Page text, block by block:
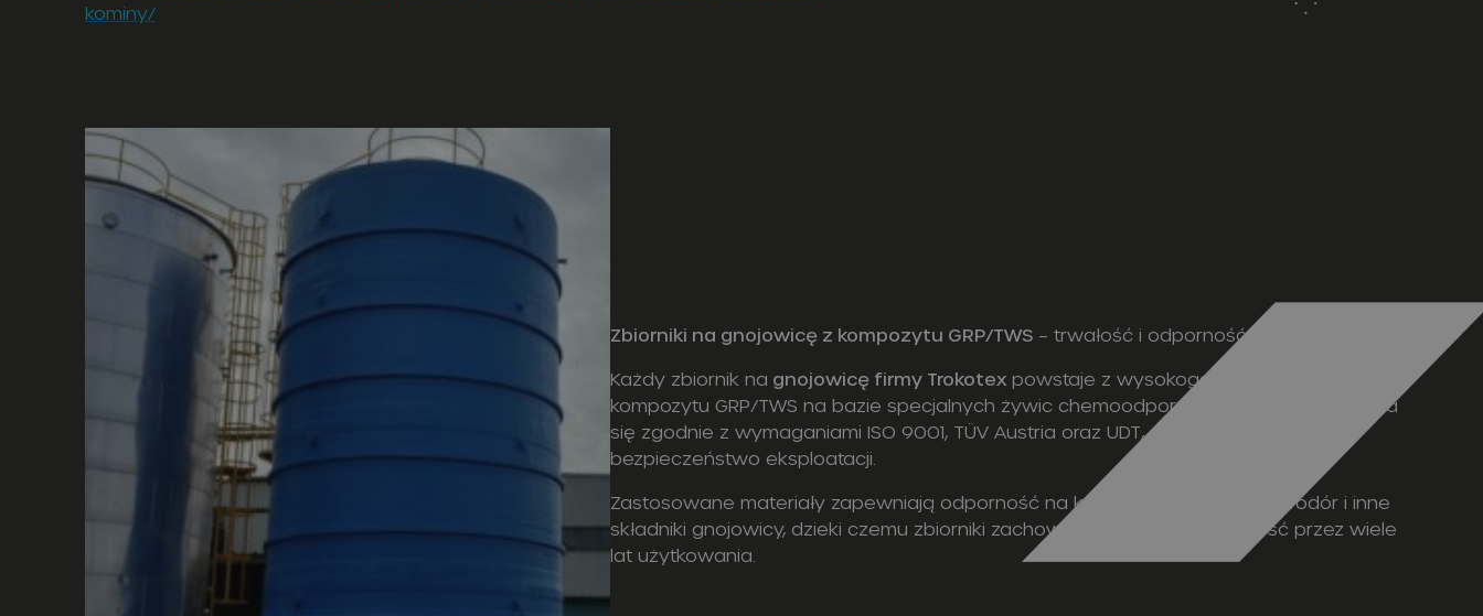
kominy/
Zbiorniki na gnojowicę z kompozytu GRP/TWS – trwałość i odporność
Każdy zbiornik na gnojowicę firmy Trokotex powstaje z wysokogatunkowego
kompozytu GRP/TWS na bazie specjalnych żywic chemoodpornych. Produkcja odbywa
się zgodnie z wymaganiami ISO 9001, TÜV Austria oraz UDT, co gwarantuje pełne
bezpieczeństwo eksploatacji.
Zastosowane materiały zapewniają odporność na kwasy, amoniak, siarkowodór i inne
składniki gnojowicy, dzieki czemu zbiorniki zachowują szczelność i trwałość przez wiele
lat użytkowania.